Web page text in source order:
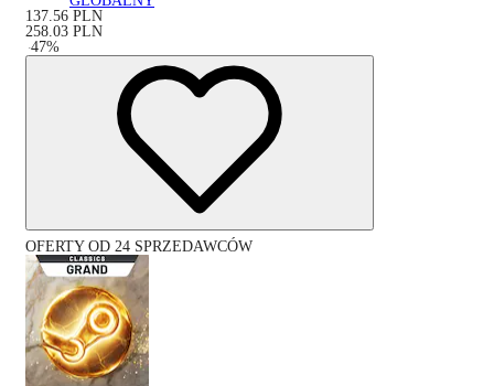
137.56 PLN
258.03 PLN
-47%
OFERTY OD 24 SPRZEDAWCÓW